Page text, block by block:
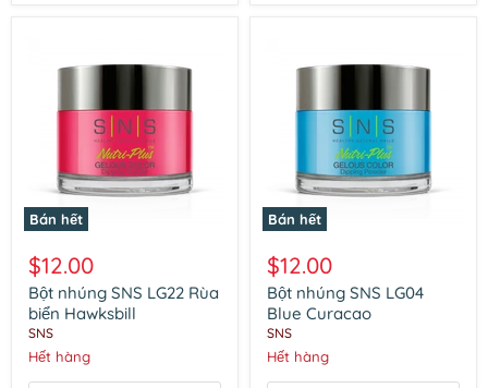
Bán hết
nhúng
SNS
LG22
Rùa
biển
Hawksbill
$12.00
Bột nhúng SNS LG22 Rùa
biển Hawksbill
SNS
Hết hàng
Bán hết
nhúng
SNS
LG04
Blue
Curacao
$12.00
Bột nhúng SNS LG04
Blue Curacao
SNS
Hết hàng